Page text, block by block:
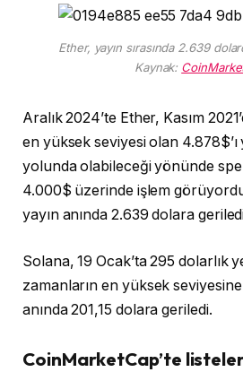
Ether, yayın sırasında 2.639
Kaynak:
Aralık 2024’te Ether, Kasım
en yüksek seviyesi olan
yolunda olabileceği yönünde
4.000$ üzerinde işlem
yayın anında 2.639 dolara
Solana, 19 Ocak’ta 295 dolarlık
zamanların en yüksek
anında 201,15 dolara geriledi.
CoinMarketCap’te